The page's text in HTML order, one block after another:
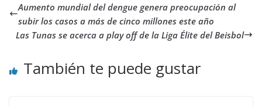
Aumento mundial del dengue genera preocupación al
subir los casos a más de cinco millones este año
Las Tunas se acerca a play off de la Liga Élite del Beisbol
También te puede gustar